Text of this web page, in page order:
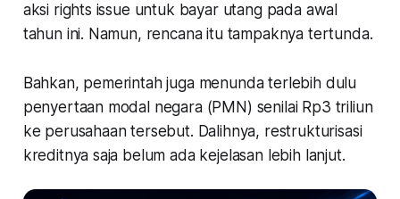
aksi rights issue untuk bayar utang pada awal
tahun ini. Namun, rencana itu tampaknya tertunda.
Bahkan, pemerintah juga menunda terlebih dulu
penyertaan modal negara (PMN) senilai Rp3 triliun
ke perusahaan tersebut. Dalihnya, restrukturisasi
kreditnya saja belum ada kejelasan lebih lanjut.